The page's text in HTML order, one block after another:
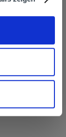
sind diese
mehr